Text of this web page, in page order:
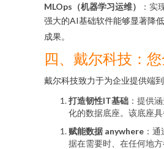
MLOps（机器学习运维）
：实
强大的AI基础软件能够显著降
成果。
四、戴尔科技：
戴尔科技致力于为企业提供端
打造韧性IT基础 ：提供
化的数据底座。该底座
赋能数据 anywhere ：
据在需要时、在任何地方